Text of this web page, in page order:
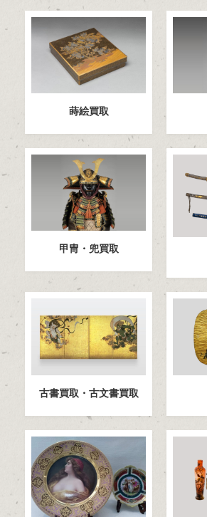
蒔絵買取
甲冑・兜買取
古書買取・古文書買取